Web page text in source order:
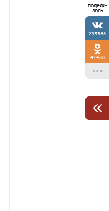
подели-
лось
235366
42468